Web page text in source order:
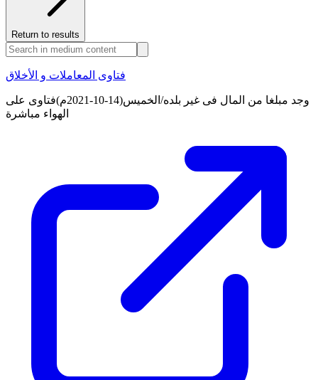
Return to results
فتاوى المعاملات و الأخلاق
وجد مبلغا من المال فى غير بلده/الخميس(14-10-2021م)فتاوى على
الهواء مباشرة